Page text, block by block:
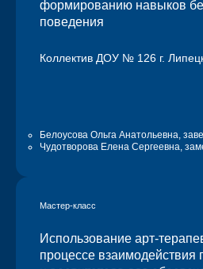
формированию навыков
поведения
Коллектив ДОУ № 126 г.
Белоусова Ольга Анатольевна,
Чудотворова Елена Сергеевна,
Мастер-класс
Использование арт-
процессе взаимодействия